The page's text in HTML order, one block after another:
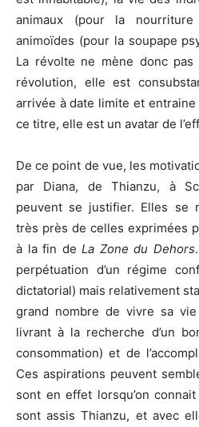
animaux (pour la
animoïdes (pour la soupape
La révolte ne mène donc
révolution, elle est
arrivée à date limite et entraine
ce titre, elle est un avatar de
De ce point de vue, les
par Diana, de Thianzu, à
peuvent se justifier. Elles se
très près de celles exprimées
à la fin de La Zone du Dehors
perpétuation d’un régime
dictatorial) mais relativement
grand nombre de vivre sa
livrant à la recherche d’un
consommation) et de
Ces aspirations peuvent
sont en effet lorsqu’on
sont assis Thianzu, et avec